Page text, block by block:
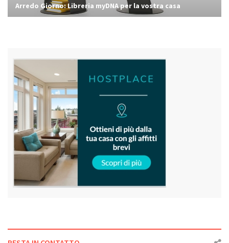
Arredo Giorno: Libreria myDNA per la vostra casa